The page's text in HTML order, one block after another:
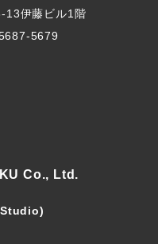
13伊藤ビル1階
5679
Co., Ltd.